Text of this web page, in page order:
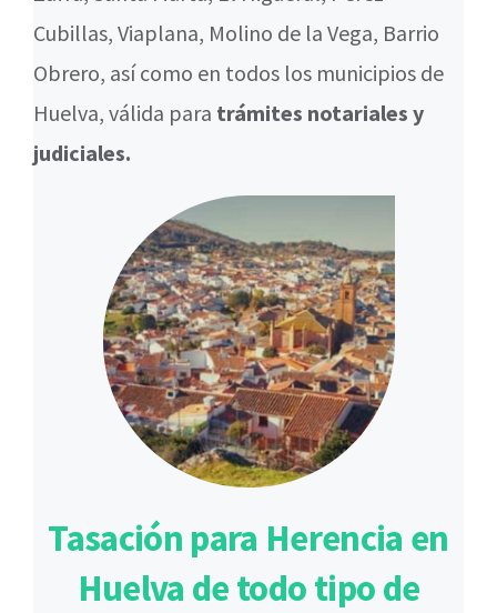
Cubillas, Viaplana, Molino de la Vega, Barrio
Obrero, así como en todos los municipios de
Huelva, válida para trámites notariales y
judiciales.
Tasación para Herencia en
Huelva de todo tipo de